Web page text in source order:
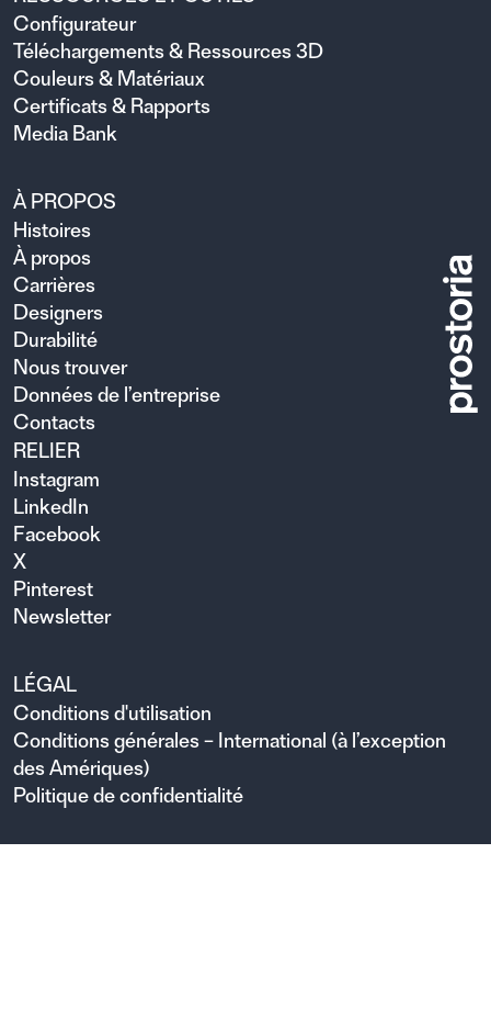
Configurateur
Téléchargements & Ressources 3D
Couleurs & Matériaux
Certificats & Rapports
Media Bank
À PROPOS
Histoires
À propos
Carrières
Designers
Durabilité
Nous trouver
Données de l’entreprise
Contacts
RELIER
Instagram
LinkedIn
Facebook
X
Pinterest
Newsletter
LÉGAL
Conditions d'utilisation
Conditions générales – International (à l’exception
des Amériques)
Politique de confidentialité